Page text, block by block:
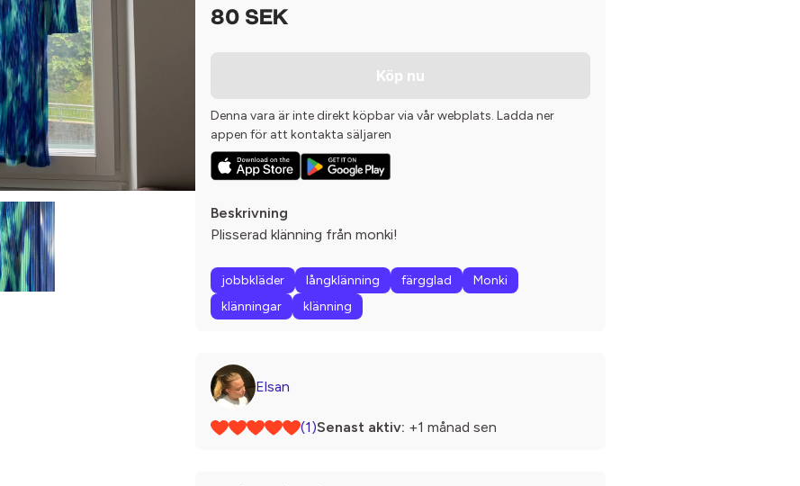
80 SEK
Köp nu
Denna vara är inte direkt köpbar via vår webplats. Ladda ner
appen för att kontakta säljaren
Beskrivning
Plisserad klänning från monki!
jobbkläder långklänning färgglad
Monki
klänningar
klänning
Elsan
(1)Senast aktiv: +1 månad sen